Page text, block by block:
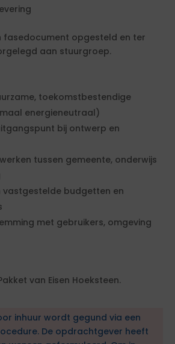
fasedocument opgesteld en ter
aan stuurgroep.
toekomstbestendige
energieneutraal)
bij ontwerp en
tussen gemeente, onderwijs
vastgestelde budgetten en
met gebruikers, omgeving
van Eisen Hoeksteen.
inhuur wordt gegund via een
De opdrachtgever heeft